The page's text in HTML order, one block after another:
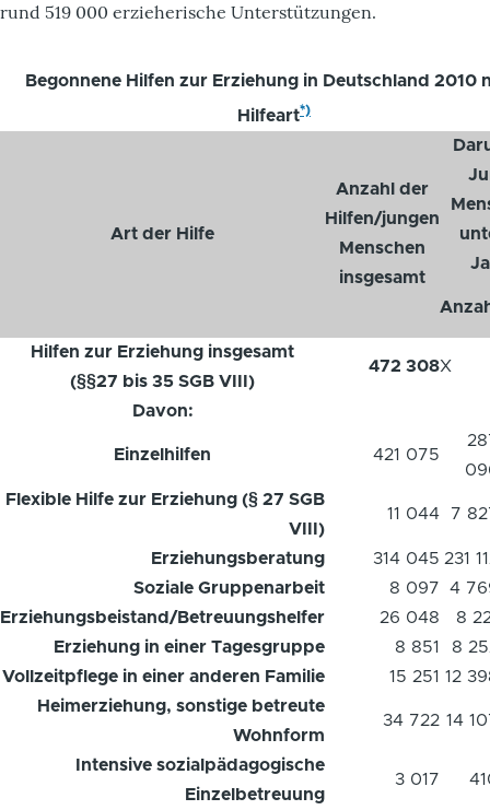
rund 519 000 erzieherische Unterstützungen.
Begonnene Hilfen zur Erziehung in Deutschland 2010
Hilfeart*)
Art der Hilfe
Anzahl der
Hilfen/jungen
Menschen
insgesamt
Hilfen zur Erziehung insgesamt
(§§27 bis 35 SGB VIII)
472 308X
Davon:
Einzelhilfen 421 075
Flexible Hilfe zur Erziehung (§ 27 SGB
VIII)
11 044 7
Erziehungsberatung 314 045 231
Soziale Gruppenarbeit
8 097
4
Erziehungsbeistand/Betreuungshelfer
26 048
8
Erziehung in einer Tagesgruppe
8 851
8
Vollzeitpflege in einer anderen Familie
15 251 12
Heimerziehung, sonstige betreute
Wohnform
34 722 14
Intensive sozialpädagogische
Einzelbetreuung
3 017